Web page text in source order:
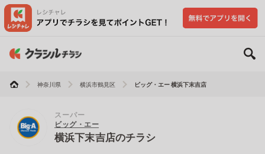
神奈川県 横浜市鶴見区 ビッグ・エー 横浜下末吉店
スーパー
ビッグ・エー
横浜下末吉店のチラシ